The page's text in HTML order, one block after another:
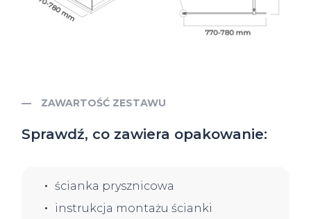
ZAWARTOŚĆ ZESTAWU
Sprawdź, co zawiera opakowanie:
ścianka prysznicowa
instrukcja montażu ścianki